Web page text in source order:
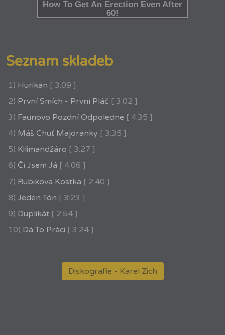
Seznam skladeb
1) Hurikán [ 3:09 ]
2) První Smích - První Pláč [ 3:02 ]
3) Faunovo Pozdní Odpoledne [ 4:35 ]
4) Máš Chuť Majoránky [ 3:35 ]
5) Kilimandžáro [ 3:27 ]
6) Čí Jsem Já [ 4:06 ]
7) Rubikova Kostka [ 2:40 ]
8) Jeden Tón [ 3:23 ]
9) Duplikát [ 2:54 ]
10) Dá To Práci [ 3:24 ]
Diskografie - Karel Zich